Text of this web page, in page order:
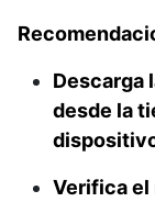
Descarga
desde la
Verifica el